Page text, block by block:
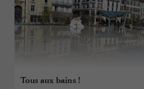
Tous aux bains !